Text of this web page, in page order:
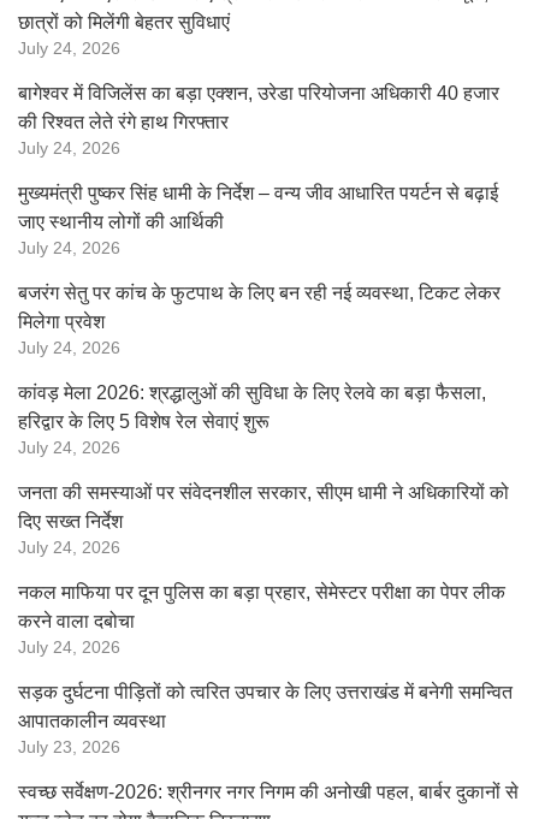
छात्रों को मिलेंगी बेहतर सुविधाएं
July 24, 2026
बागेश्वर में विजिलेंस का बड़ा एक्शन, उरेडा परियोजना अधिकारी 40 हजार
की रिश्वत लेते रंगे हाथ गिरफ्तार
July 24, 2026
मुख्यमंत्री पुष्कर सिंह धामी के निर्देश – वन्य जीव आधारित पयर्टन से बढ़ाई
जाए स्थानीय लोगों की आर्थिकी
July 24, 2026
बजरंग सेतु पर कांच के फुटपाथ के लिए बन रही नई व्यवस्था, टिकट लेकर
मिलेगा प्रवेश
July 24, 2026
कांवड़ मेला 2026: श्रद्धालुओं की सुविधा के लिए रेलवे का बड़ा फैसला,
हरिद्वार के लिए 5 विशेष रेल सेवाएं शुरू
July 24, 2026
जनता की समस्याओं पर संवेदनशील सरकार, सीएम धामी ने अधिकारियों को
दिए सख्त निर्देश
July 24, 2026
नकल माफिया पर दून पुलिस का बड़ा प्रहार, सेमेस्टर परीक्षा का पेपर लीक
करने वाला दबोचा
July 24, 2026
सड़क दुर्घटना पीड़ितों को त्वरित उपचार के लिए उत्तराखंड में बनेगी समन्वित
आपातकालीन व्यवस्था
July 23, 2026
स्वच्छ सर्वेक्षण-2026: श्रीनगर नगर निगम की अनोखी पहल, बार्बर दुकानों से